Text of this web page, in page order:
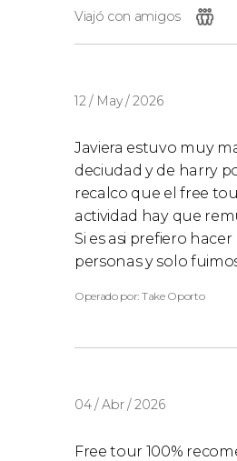
Viajó con amigos
12 / May / 2026
Javiera estuvo muy
deciudad y de harry
recalco que el free
actividad hay que
Si es asi prefiero
personas y solo
Operado por: Take Oporto
04 / Abr / 2026
Free tour 100%